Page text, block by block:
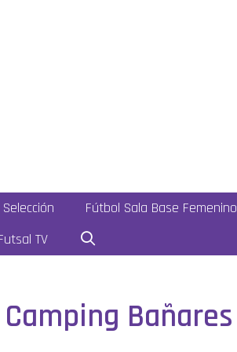
Selección
Fútbol Sala Base Femenino
TV
Bañares